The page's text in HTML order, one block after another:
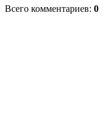
Всего комментариев: 0